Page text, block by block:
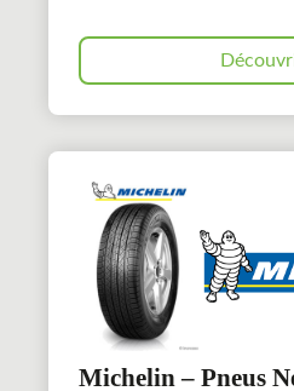
Michelin – Pneus